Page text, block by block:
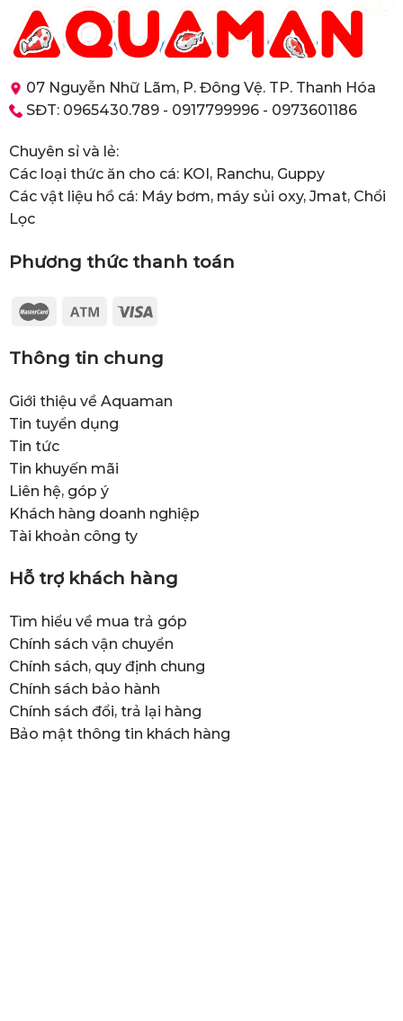
07 Nguyễn Nhữ Lãm, P. Đông Vệ. TP. Thanh Hóa
SĐT: 0965430.789 - 0917799996 - 0973601186
Chuyên sỉ và lẻ:
Các loại thức ăn cho cá: KOI, Ranchu, Guppy
Các vật liệu hồ cá: Máy bơm, máy sủi oxy, Jmat, Chổi
Lọc
Phương thức thanh toán
Thông tin chung
Giới thiệu về Aquaman
Tin tuyển dụng
Tin tức
Tin khuyến mãi
Liên hệ, góp ý
Khách hàng doanh nghiệp
Tài khoản công ty
Hỗ trợ khách hàng
Tìm hiểu về mua trả góp
Chính sách vận chuyển
Chính sách, quy định chung
Chính sách bảo hành
Chính sách đổi, trả lại hàng
Bảo mật thông tin khách hàng